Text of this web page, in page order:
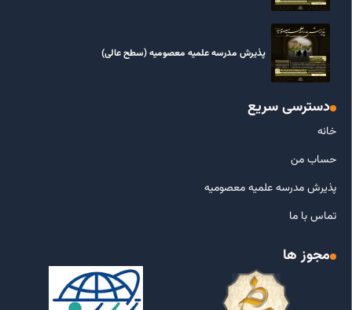
پذیرش مدرسه علمیه معصومیه‌ (سطح عالی)
دسترسی سریع
خانه
حساب من
پذیرش مدرسه علمیه معصومیه
تماس با ما
مجوز ها